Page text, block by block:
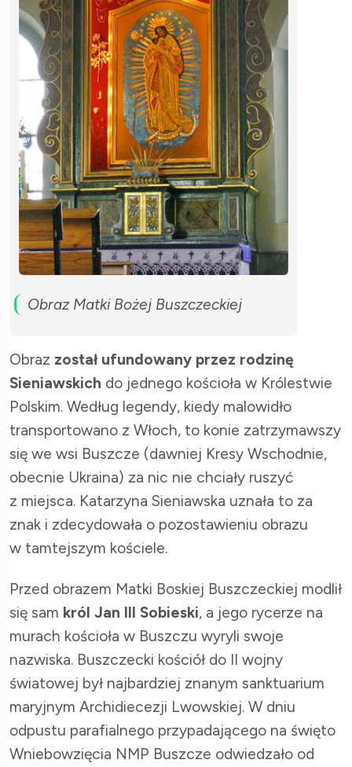
Obraz Matki Bożej Buszczeckiej
Obraz został ufundowany przez rodzinę
Sieniawskich do jednego kościoła w Królestwie
Polskim. Według legendy, kiedy malowidło
transportowano z Włoch, to konie zatrzymawszy
się we wsi Buszcze (dawniej Kresy Wschodnie,
obecnie Ukraina) za nic nie chciały ruszyć
z miejsca. Katarzyna Sieniawska uznała to za
znak i zdecydowała o pozostawieniu obrazu
w tamtejszym kościele.
Przed obrazem Matki Boskiej Buszczeckiej modlił
się sam król Jan III Sobieski, a jego rycerze na
murach kościoła w Buszczu wyryli swoje
nazwiska. Buszczecki kościół do II wojny
światowej był najbardziej znanym sanktuarium
maryjnym Archidiecezji Lwowskiej. W dniu
odpustu parafialnego przypadającego na święto
Wniebowzięcia NMP Buszcze odwiedzało od